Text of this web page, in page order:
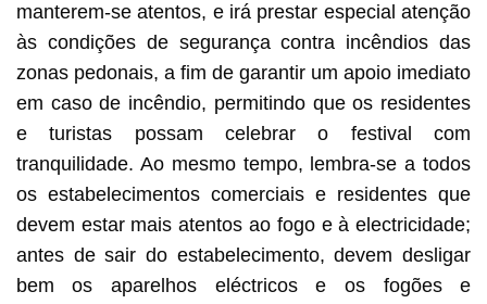
manterem-se atentos, e irá prestar especial atenção
às condições de segurança contra incêndios das
zonas pedonais, a fim de garantir um apoio imediato
em caso de incêndio, permitindo que os residentes
e turistas possam celebrar o festival com
tranquilidade. Ao mesmo tempo, lembra-se a todos
os estabelecimentos comerciais e residentes que
devem estar mais atentos ao fogo e à electricidade;
antes de sair do estabelecimento, devem desligar
bem os aparelhos eléctricos e os fogões e